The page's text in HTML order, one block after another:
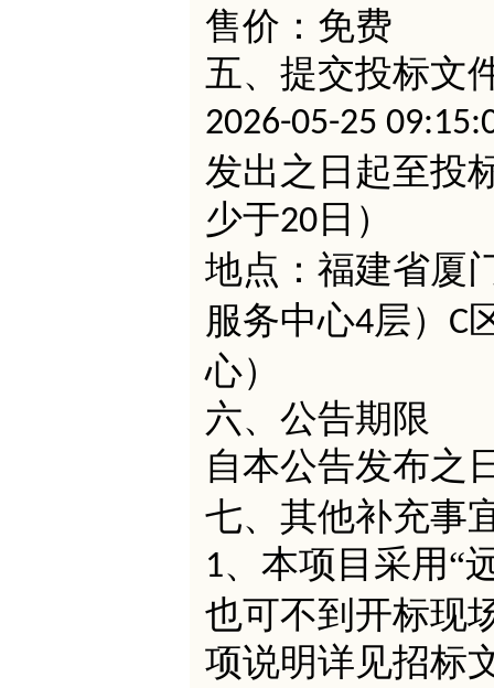
售价：免费
五、提交投标文
2026-05-25
发出之日起至投
少于20 日）
地点：福建省厦
服务中心4层） C
心）
六、公告期限
自本公告发布之
七、其他补充事
1、本项目采用“
也可不到开标现
项说明详见招标